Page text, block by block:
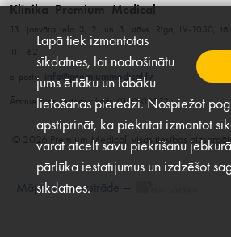
Lapā tiek izmantotas
sīkdatnes, lai nodrošinātu
jums ērtāku un labāku
lietošanas pieredzi. Nospiežot
apstiprināt, ka piekrītat izmantot
varat atcelt savu piekrišanu
pārlūka iestatījumus un izdzēšot
sīkdatnes.
© 2026 Premium Medical, visas tiesības
Klīnika Premium Medical
13. janvāra iela 3, 2. un 3. stāvs, Rīga, LV-1050,
111 62
e-pasts: info@premiummedical.lv
Ārstniecības iestādes kods 0100-00532
Mājas lapas izstrāde –